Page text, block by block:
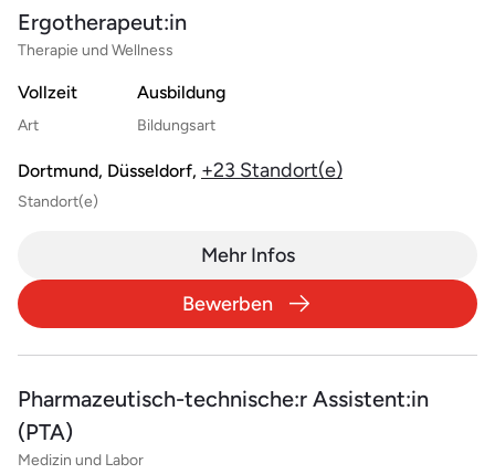
Ergotherapeut:in
Therapie und Wellness
Vollzeit
Art
Ausbildung
Bildungsart
Dortmund, Düsseldorf, +23 Standort(e)
Standort(e)
Mehr Infos
Bewerben
Pharmazeutisch-technische:r Assistent:in
(PTA)
Medizin und Labor